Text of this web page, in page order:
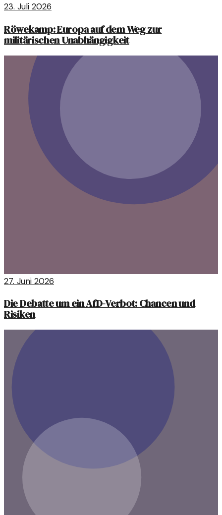
23. Juli 2026
Röwekamp: Europa auf dem Weg zur
militärischen Unabhängigkeit
27. Juni 2026
Die Debatte um ein AfD-Verbot: Chancen und
Risiken